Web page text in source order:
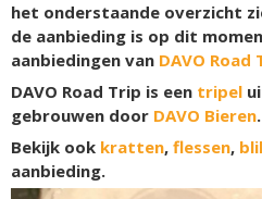
het onderstaande overzicht
de aanbieding is op dit
aanbiedingen van DAVO Road
DAVO Road Trip is een tripel
gebrouwen door DAVO Bieren.
Bekijk ook kratten, flessen,
aanbieding.